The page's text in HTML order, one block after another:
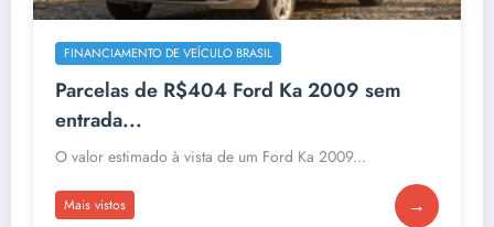
FINANCIAMENTO DE VEÍCULO BRASIL
Parcelas de R$404 Ford Ka 2009 sem
entrada...
O valor estimado à vista de um Ford Ka 2009...
Mais vistos →